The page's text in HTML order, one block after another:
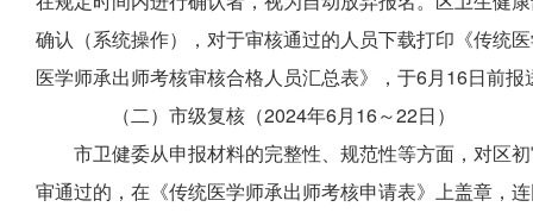
确认（系统操作），对于审核通过的人员下载打印《传统
医学师承出师考核审核合格人员汇总表》，于6月16日前报
（二）市级复核（2024年6月16～22日）
市卫健委从申报材料的完整性、规范性等方面，对区
审通过的，在《传统医学师承出师考核申请表》上盖章，